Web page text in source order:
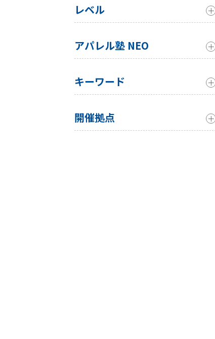
レベル
アパレル塾 NEO
キーワード
開催拠点